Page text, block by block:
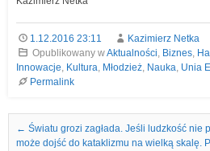
1.12.2016 23:11
Kazimierz Netka
Opublikowany wAktualności, Biznes,
Innowacje, Kultura, Młodzież, Nauka, Unia
Permalink
Nawigacja we wpisach
← Światu grozi zagłada. Jeśli ludzkość nie
może dojść do kataklizmu na wielką skalę.